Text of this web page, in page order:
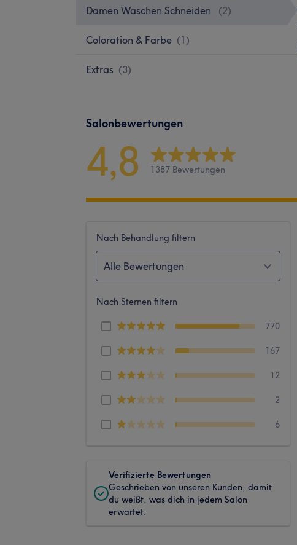
Damen Waschen Schneiden (2)
Coloration & Farbe (1)
Extras (3)
Salonbewertungen
4,8 1387 Bewertungen
Nach Behandlung filtern
Alle Bewertungen
Nach Sternen filtern
770
167
12
2
6
Verifizierte Bewertungen
Geschrieben von unseren Kunden, damit
du weißt, was dich in jedem Salon
erwartet.